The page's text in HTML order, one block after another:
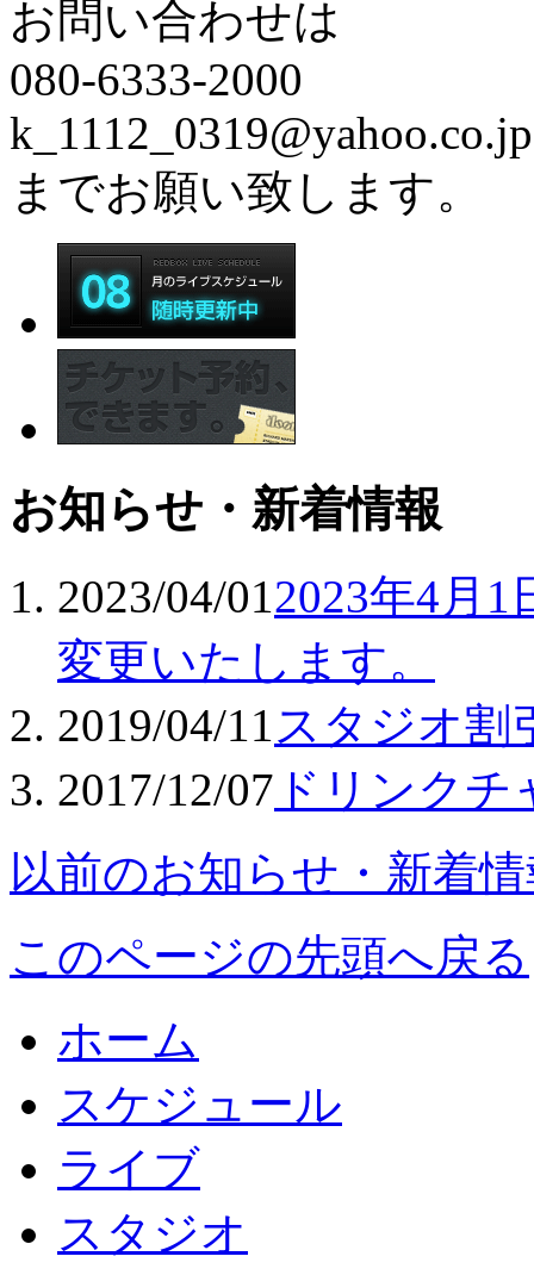
お問い合わせは
080-6333-2000
k_1112_0319@yahoo.co.jp
までお願い致します。
お知らせ・新着情報
2023/04/012023年4月
変更いたします。
2019/04/11 スタジオ割
2017/12/07 ドリンク
以前のお知らせ・新着
このページの先頭へ戻る
ホーム
スケジュール
ライブ
スタジオ